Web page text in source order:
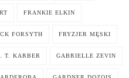
FRANKIE ELKIN
FORSYTH FRYZJER MĘSKI
T. KARBER GABRIELLE ZEVIN